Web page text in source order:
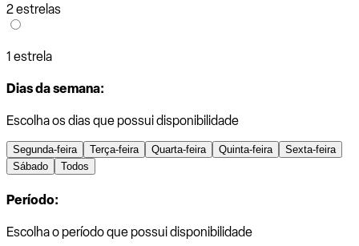
2 estrelas
1 estrela
Dias da semana:
Escolha os dias que possui disponibilidade
Segunda-feira Terça-feira Quarta-feira Quinta-feira
Sexta-feira
Sábado
Todos
Período:
Escolha o período que possui disponibilidade